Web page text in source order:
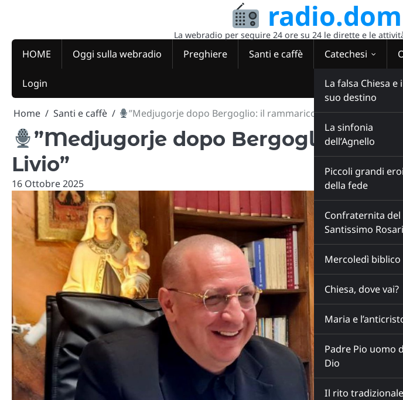
La webradio per seguire 24 ore su 24 le dirette e le
HOME Oggi sulla webradio Preghiere Santi e caffè Catechesi
La falsa Chiesa e
suo destino
La sinfonia
dell’Agnello
Piccoli grandi eroi
della fede
Confraternita del
Santissimo
Mercoledì biblico
Chiesa, dove vai?
Maria e
Padre Pio uomo
Dio
Il rito tradizionale
Login
Home Santi e caffè ”Medjugorje dopo Bergoglio: il rammarico di P. Livio”
”Medjugorje dopo Bergoglio: il
Livio”
16 Ottobre 2025